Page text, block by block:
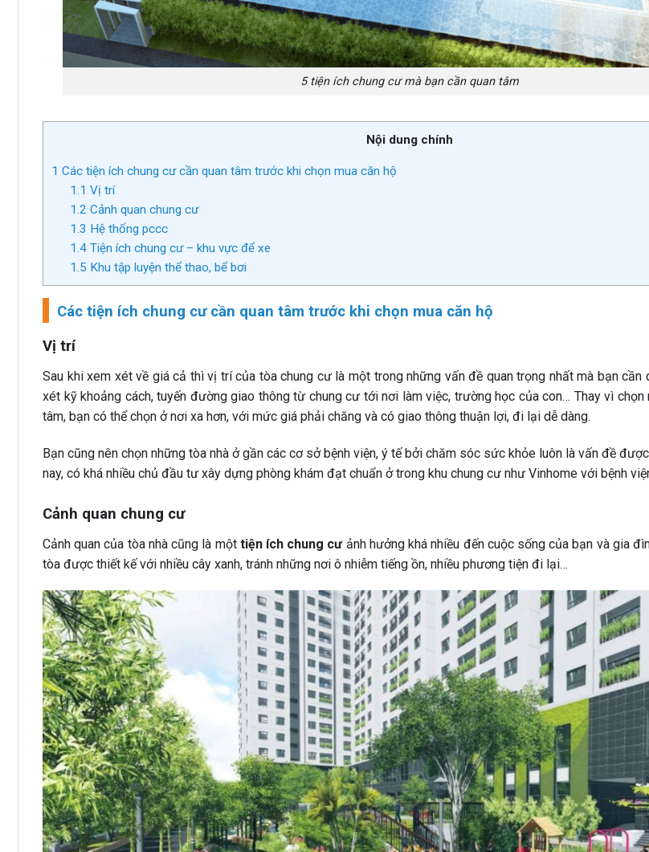
5 tiện ích chung cư mà bạn cần quan tâm
Nội dung chính
1 Các tiện ích chung cư cần quan tâm trước khi chọn mua căn hộ
1.1 Vị trí
1.2 Cảnh quan chung cư
1.3 Hệ thống pccc
1.4Tiện ích chung cư – khu vực để xe
1.5 Khu tập luyện thể thao, bể bơi
Các tiện ích chung cư cần quan tâm trước khi chọn mua căn hộ
Vị trí
Sau khi xem xét về giá cả thì vị trí của tòa chung cư là một trong những vấn đề quan trọng nhất mà bạn cần
xét kỹ khoảng cách, tuyến đường giao thông từ chung cư tới nơi làm việc, trường học của con… Thay vì
tâm, bạn có thể chọn ở nơi xa hơn, với mức giá phải chăng và có giao thông thuận lợi, đi lại dễ dàng.
Bạn cũng nên chọn những tòa nhà ở gần các cơ sở bệnh viện, ý tế bởi chăm sóc sức khỏe luôn là vấn đề
nay, có khá nhiều chủ đầu tư xây dựng phòng khám đạt chuẩn ở trong khu chung cư như Vinhome với bệnh
Cảnh quan chung cư
Cảnh quan của tòa nhà cũng là một tiện ích chung cưảnh hưởng khá nhiều đến cuộc sống của bạn và gia
tòa được thiết kế với nhiều cây xanh, tránh những nơi ô nhiễm tiếng ồn, nhiều phương tiện đi lại…